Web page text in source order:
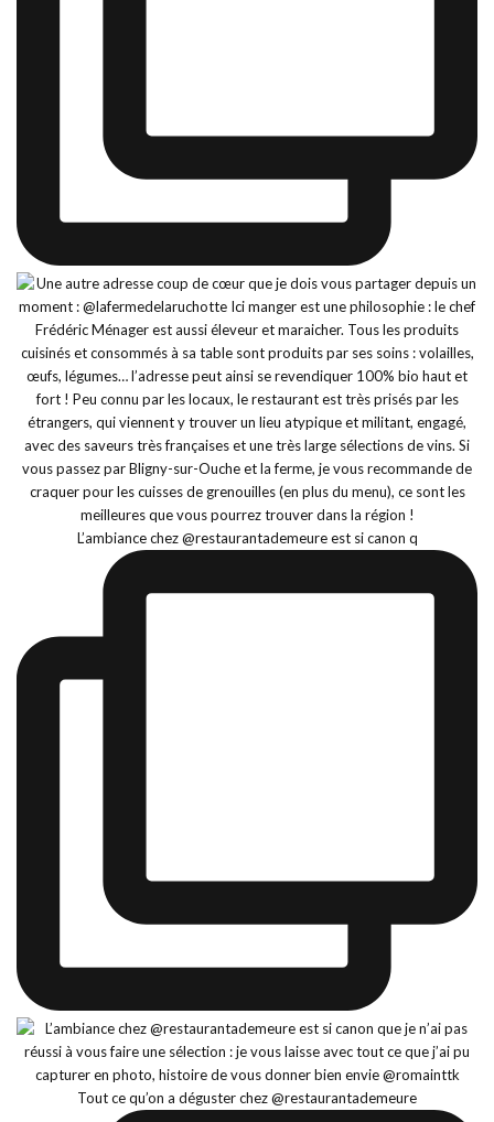
L’ambiance chez @restaurantademeure est si canon q
Tout ce qu’on a déguster chez @restaurantademeure